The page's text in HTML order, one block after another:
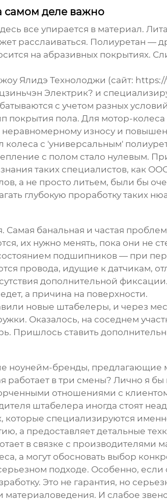
самом деле важно
все упирается в материал.
расслаиваться. Полиуретан —
на абразивных покрытиях.
Ялидэ Технолоджи (сайт:
Электрик? и
с учетом разных
покрытия пола. Для мотор-
износу и
колеса с 'универсальным'
с полом стало нулевым.
таких специалистов, как
а не просто литьем, были бы
глубокую проработку таких
банальная и частая
их нужно менять, пока они не
подшипников — при
провода, идущие к датчикам,
дополнительной
а причина на поверхности.
новые штабелеры, и через
Оказалось, на соседнем
Пришлось ставить
ноунейм-бренды, предлагающие
работает в три смены? Лично я
отношениями с
штабелера иногда стоят
специализируются
а предоставляет детальные
в связке с производителями
а могут обосновать выбор
подходе. Особенно,
Это не гарантия, но
И слабое